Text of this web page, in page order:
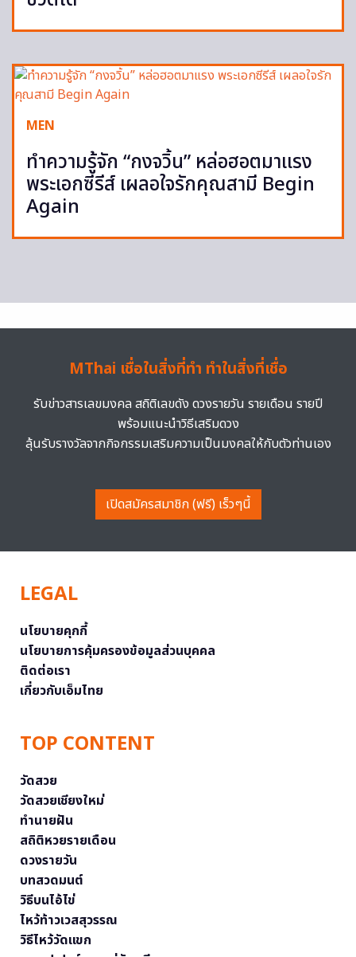
MEN
ทำความรู้จัก “กงจวิ้น” หล่อฮอตมาแรง
พระเอกซีรีส์ เผลอใจรักคุณสามี Begin
Again
MThai เชื่อในสิ่งที่ทำ ทำในสิ่งที่เชื่อ
รับข่าวสารเลขมงคล สถิติเลขดัง ดวงรายวัน รายเดือน รายปี
พร้อมแนะนำวิธีเสริมดวง
ลุ้นรับรางวัลจากกิจกรรมเสริมความเป็นมงคลให้กับตัวท่านเอง
เปิดสมัครสมาชิก (ฟรี) เร็วๆนี้
LEGAL
นโยบายคุกกี้
นโยบายการคุ้มครองข้อมูลส่วนบุคคล
ติดต่อเรา
เกี่ยวกับเอ็มไทย
TOP CONTENT
วัดสวย
วัดสวยเชียงใหม่
ทำนายฝัน
สถิติหวยรายเดือน
ดวงรายวัน
บทสวดมนต์
วิธีบนไอ้ไข่
ไหว้ท้าวเวสสุวรรณ
วิธีไหว้วัดแขก